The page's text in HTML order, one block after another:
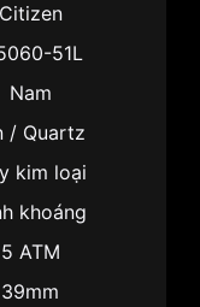
Citizen
51L
Nam
/ Quartz
kim loại
khoáng
5 ATM
39mm